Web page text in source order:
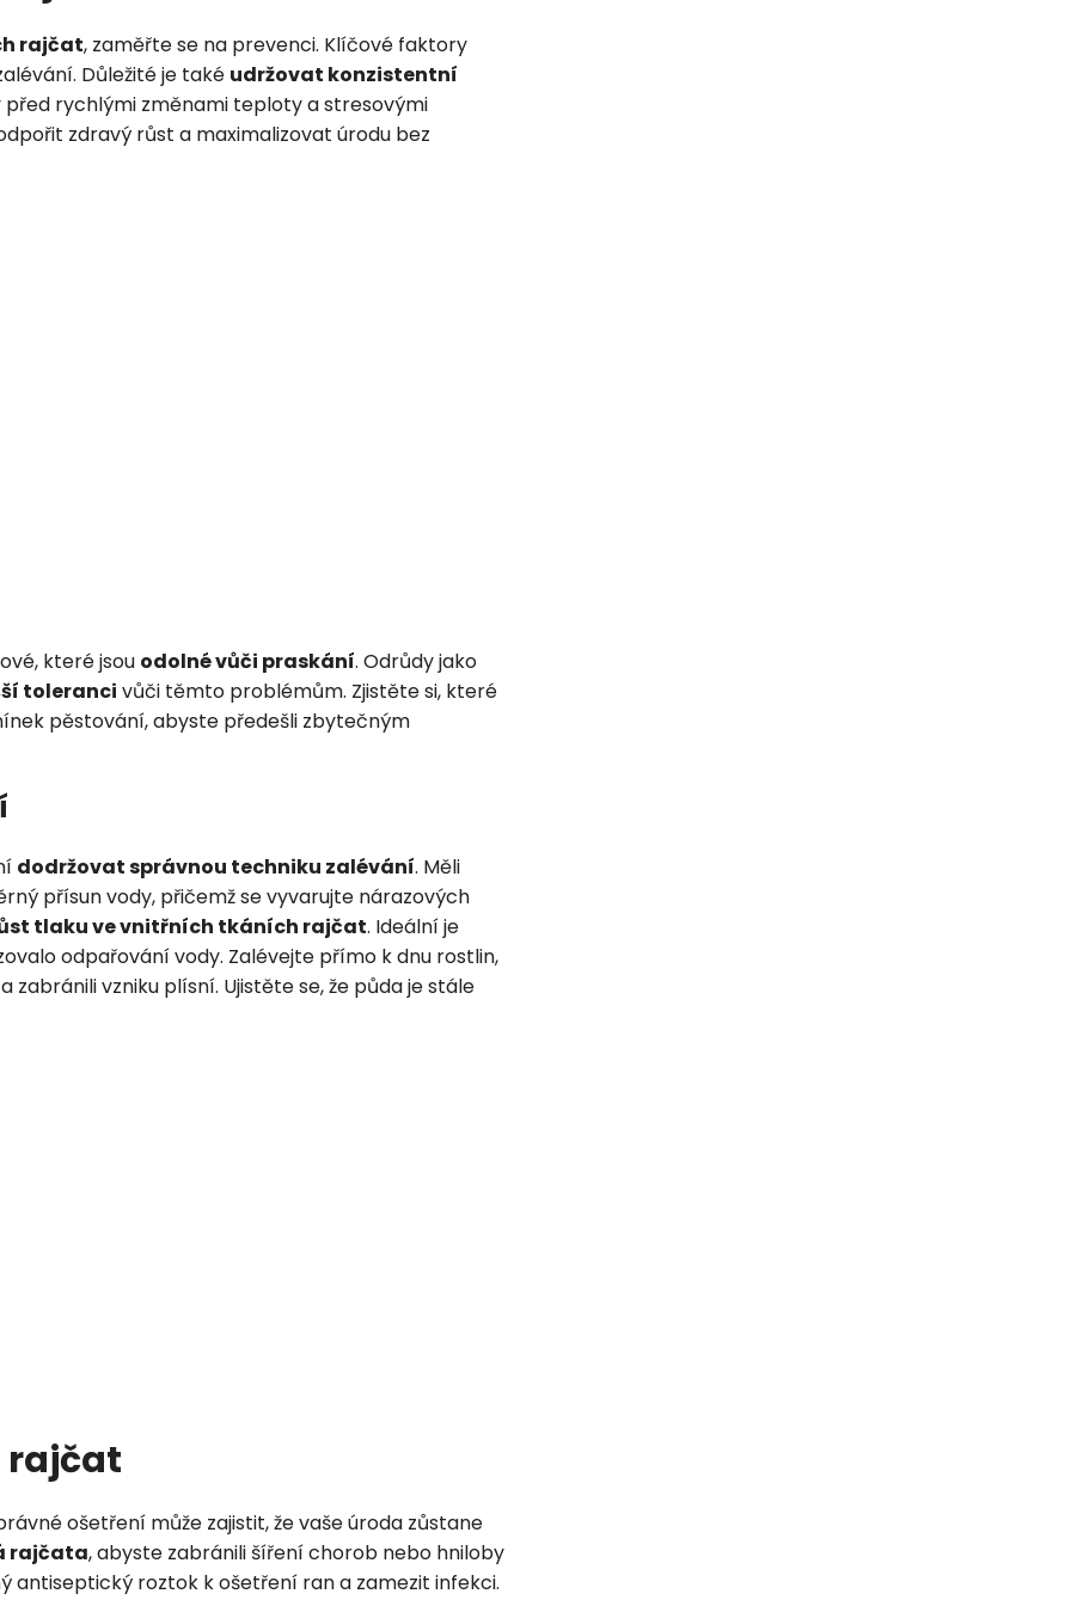
rajčat, zaměřte se na prevenci. Klíčové faktory
Důležité je také udržovat konzistentní
rychlými změnami teploty a stresovými
zdravý růst a maximalizovat úrodu bez
které jsou odolné vůči praskání. Odrůdy jako
toleranci vůči těmto problémům. Zjistěte si, které
pěstování, abyste předešli zbytečným
dodržovat správnou techniku zalévání. Měli
přísun vody, přičemž se vyvarujte nárazových
tlaku ve vnitřních tkáních rajčat. Ideální je
odpařování vody. Zalévejte přímo k dnu rostlin,
vzniku plísní. Ujistěte se, že půda je stále
rajčat
ošetření může zajistit, že vaše úroda zůstane
rajčata, abyste zabránili šíření chorob nebo hniloby
antiseptický roztok k ošetření ran a zamezit infekci.